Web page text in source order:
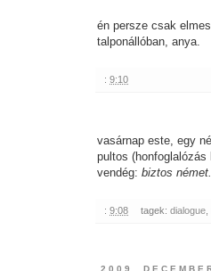
én persze csak
talponállóban, anya.
: 9:10
vasárnap este, egy
pultos (honfoglalózás
vendég: biztos
: 9:08 tagek: dialogue,
2009.